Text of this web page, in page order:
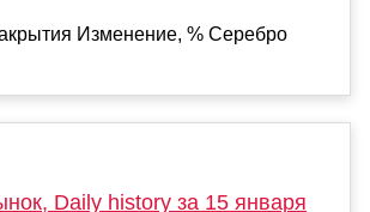
Изменение, % Серебро
Daily history за 15 января